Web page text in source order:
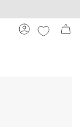
ア